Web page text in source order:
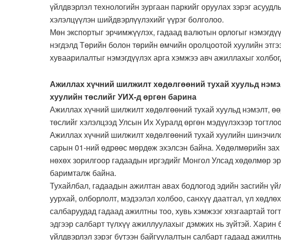
үйлдвэрлэл технологийн зургаан паркийг оруулах зэрэг
хэлэлцүүлэн шийдвэрлүүлэхийг үүрэг болголоо.
Мөн экспортыг эрчимжүүлэх, гадаад валютын орлогыг
нэгдэлд Төрийн болон төрийн өмчийн оролцоотой хуулийн
хуваарилалтыг нэмэгдүүлэх арга хэмжээ авч ажиллахыг
Ажиллах хүчний шилжилт хөдөлгөөний тухай хуульд
хуулийн төслийг УИХ-д өргөн барина
Ажиллах хүчний шилжилт хөдөлгөөний тухай хуульд нэмэлт,
төслийг хэлэлцээд Улсын Их Хуралд өргөн мэдүүлэхээр
Ажиллах хүчний шилжилт хөдөлгөөний тухай хуулийн
сарын 01-ний өдрөөс мөрдөж эхэлсэн байна. Хөдөлмөрийн
нөхөх зорилгоор гадаадын иргэдийг Монгол Улсад хөдөлмөр
баримталж байна.
Тухайлбал, гадаадын ажилтан авах бодлогод эдийн засгийн
уурхай, олборлолт, мэдээлэл холбоо, санхүү даатгал, үл
салбаруудад гадаад ажилтны тоо, хувь хэмжээг хязгаартай
эдгээр салбарт түлхүү ажиллуулахыг дэмжих нь зүйтэй. Харин
үйлдвэрлэл зэрэг бүтээн байгуулалтын салбарт гадаад